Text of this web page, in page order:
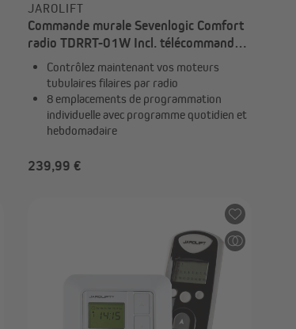
JAROLIFT
Commande murale Sevenlogic Comfort
radio TDRRT-01W Incl. télécommande
TDRC | 6x TDRRT-01W + 1x TDRC 08
Contrôlez maintenant vos moteurs
tubulaires filaires par radio
8 emplacements de programmation
individuelle avec programme quotidien et
hebdomadaire
239,99 €